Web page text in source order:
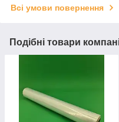
Всі умови повернення
Подібні товари